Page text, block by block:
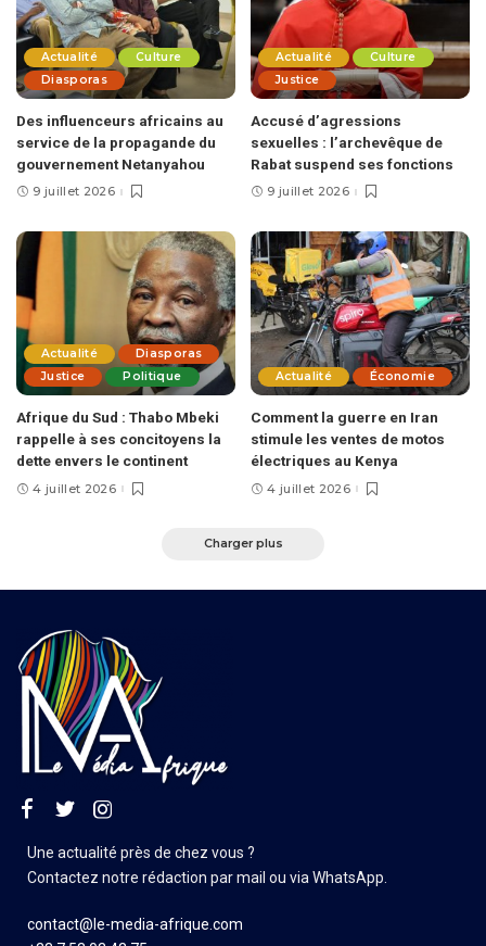
Actualité
Culture
Diasporas
Des influenceurs africains au
service de la propagande du
gouvernement Netanyahou
9 juillet 2026
Actualité
Culture
Justice
Accusé d’agressions
sexuelles : l’archevêque de
Rabat suspend ses fonctions
9 juillet 2026
Actualité
Diasporas
Justice
Politique
Afrique du Sud : Thabo Mbeki
rappelle à ses concitoyens la
dette envers le continent
4 juillet 2026
Actualité Économie
Comment la guerre en Iran
stimule les ventes de motos
électriques au Kenya
4 juillet 2026
Charger plus
Une actualité près de chez vous ?
Contactez notre rédaction par mail ou via WhatsApp.
contact@le-media-afrique.com